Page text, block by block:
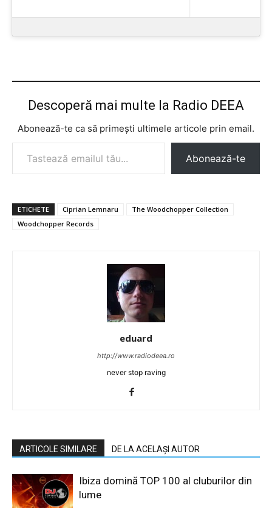
Descoperă mai multe la Radio DEEA
Abonează-te ca să primești ultimele articole prin email.
Tastează emailul tău...
Abonează-te
ETICHETE Ciprian Lemnaru
The Woodchopper Collection
Woodchopper Records
eduard
http://www.radiodeea.ro
never stop raving
ARTICOLE SIMILARE DE LA ACELAȘI AUTOR
Ibiza domină TOP 100 al cluburilor din
lume